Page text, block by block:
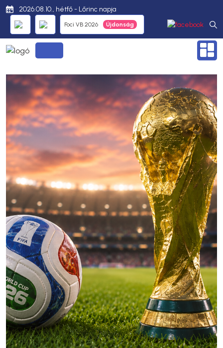
2026.08.10., hétfő - Lőrinc napja
Foci VB 2026